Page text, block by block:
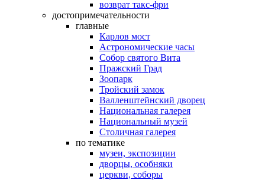
возврат такс-фри
достопримечательности
главные
Карлов мост
Астрономические часы
Собор святого Вита
Пражский Град
Зоопарк
Тройский замок
Валленштейнский дворец
Национальная галерея
Национальный музей
Столичная галерея
по тематике
музеи, экспозиции
дворцы, особняки
церкви, соборы